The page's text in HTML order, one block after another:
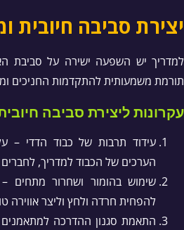
יצירת סביבה חיובית
למדריך יש השפעה ישירה על סביבת
תורמת משמעותית להתקדמות החניכים
עקרונות ליצירת סביבה
עידוד תרבות של כבוד הדדי –
הערכים של הכבוד למדריך, לחברים
שימוש בהומור ושחרור מתחים –
להפחית חרדה ולחץ וליצר אווירה
התאמת סגנון ההדרכה למתאמנים